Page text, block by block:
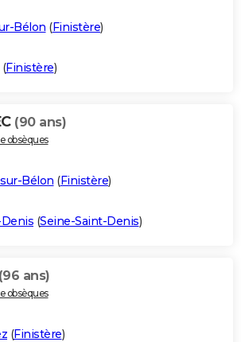
Bélon (Finistère)
(Finistère)
(90 ans)
obsèques
Bélon (Finistère)
(Seine-Saint-Denis)
(96 ans)
obsèques
(Finistère)